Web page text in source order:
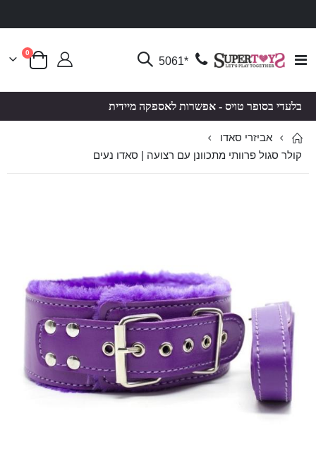
Toggle
*5061 סל קניות
0פריטים
בלעדי בסופר טויס - אפשרות לאספקה מיידית
אביזרי סאדו
קולר סגול פרוותי מתכוונן עם רצועה | סאדו נעים